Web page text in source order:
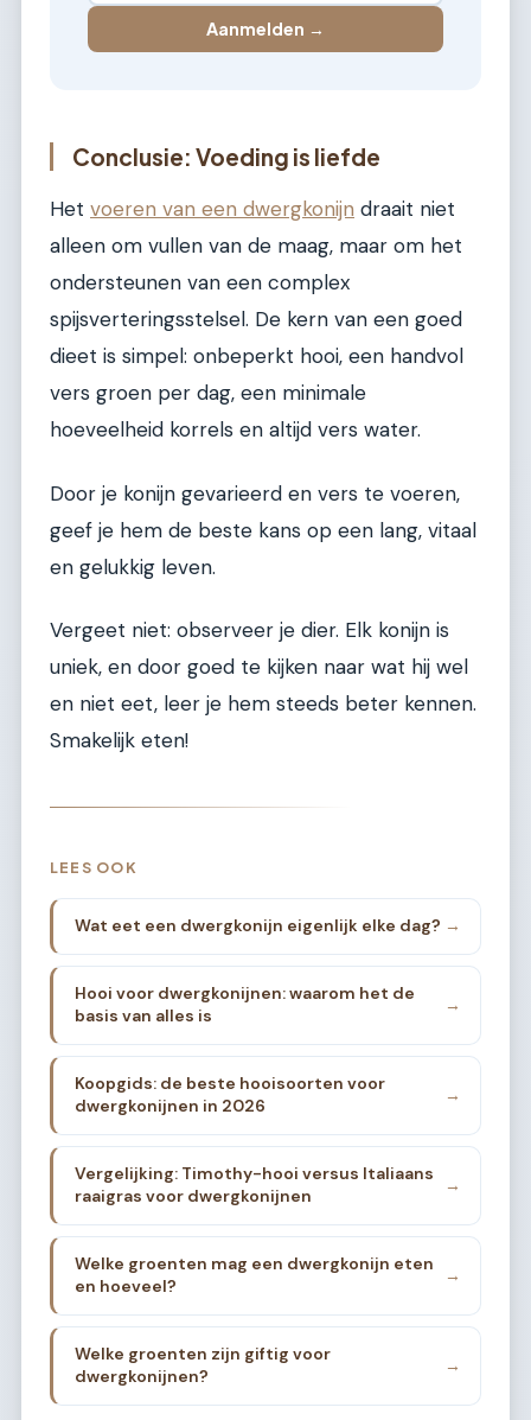
Aanmelden →
Conclusie: Voeding is liefde
Het voeren van een dwergkonijn draait niet
alleen om vullen van de maag, maar om het
ondersteunen van een complex
spijsverteringsstelsel. De kern van een goed
dieet is simpel: onbeperkt hooi, een handvol
vers groen per dag, een minimale
hoeveelheid korrels en altijd vers water.
Door je konijn gevarieerd en vers te voeren,
geef je hem de beste kans op een lang, vitaal
en gelukkig leven.
Vergeet niet: observeer je dier. Elk konijn is
uniek, en door goed te kijken naar wat hij wel
en niet eet, leer je hem steeds beter kennen.
Smakelijk eten!
LEES OOK
Wat eet een dwergkonijn eigenlijk elke dag? →
Hooi voor dwergkonijnen: waarom het de
basis van alles is
→
Koopgids: de beste hooisoorten voor
dwergkonijnen in 2026
→
Vergelijking: Timothy-hooi versus Italiaans
raaigras voor dwergkonijnen
→
Welke groenten mag een dwergkonijn eten
en hoeveel?
→
Welke groenten zijn giftig voor
dwergkonijnen?
→